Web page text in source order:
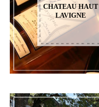
CHATEAU HAUT
LAVIGNE